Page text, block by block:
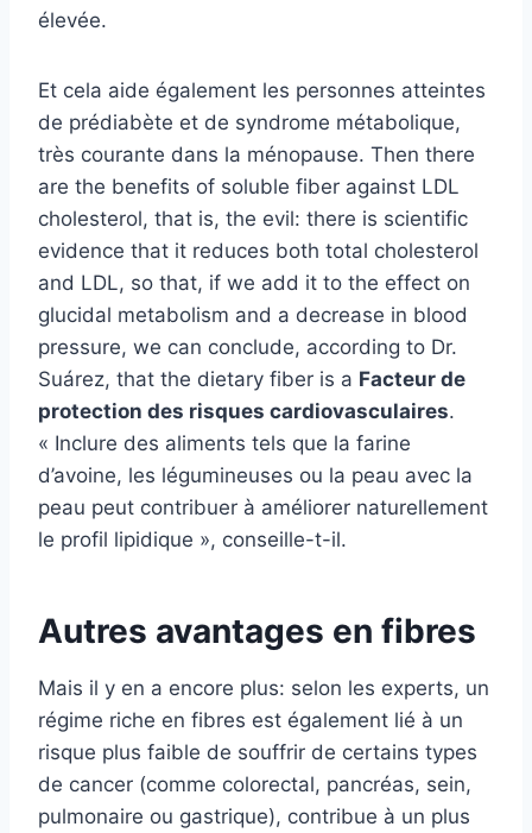
élevée.
Et cela aide également les personnes atteintes
de prédiabète et de syndrome métabolique,
très courante dans la ménopause. Then there
are the benefits of soluble fiber against LDL
cholesterol, that is, the evil: there is scientific
evidence that it reduces both total cholesterol
and LDL, so that, if we add it to the effect on
glucidal metabolism and a decrease in blood
pressure, we can conclude, according to Dr.
Suárez, that the dietary fiber is a Facteur de
protection des risques cardiovasculaires.
« Inclure des aliments tels que la farine
d’avoine, les légumineuses ou la peau avec la
peau peut contribuer à améliorer naturellement
le profil lipidique », conseille-t-il.
Autres avantages en fibres
Mais il y en a encore plus: selon les experts, un
régime riche en fibres est également lié à un
risque plus faible de souffrir de certains types
de cancer (comme colorectal, pancréas, sein,
pulmonaire ou gastrique), contribue à un plus